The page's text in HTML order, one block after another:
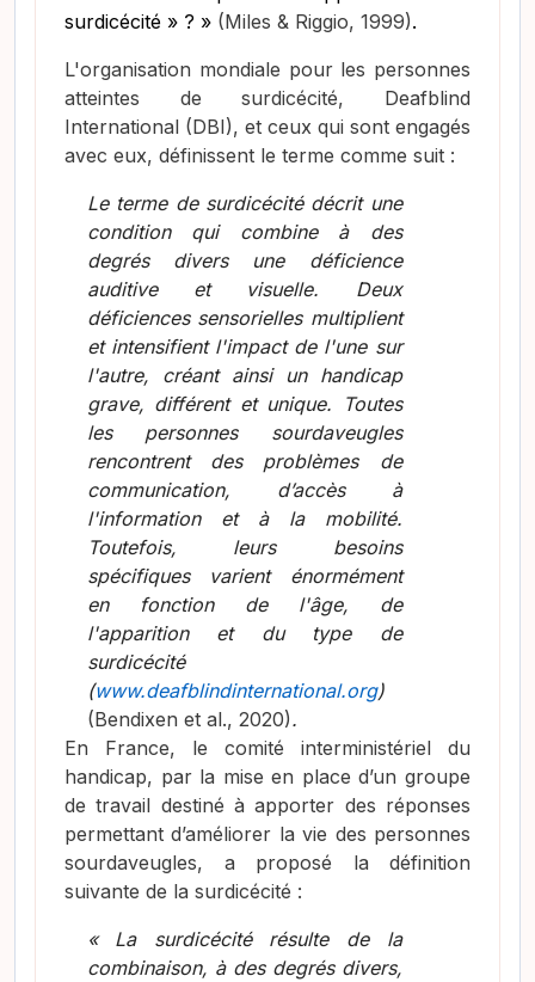
surdicécité » ? » (Miles & Riggio, 1999).
L'organisation mondiale pour les personnes
atteintes de surdicécité, Deafblind
International (DBI), et ceux qui sont engagés
avec eux, définissent le terme comme suit :
Le terme de surdicécité décrit une
condition qui combine à des
degrés divers une déficience
auditive et visuelle. Deux
déficiences sensorielles multiplient
et intensifient l'impact de l'une sur
l'autre, créant ainsi un handicap
grave, différent et unique. Toutes
les personnes sourdaveugles
rencontrent des problèmes de
communication, d’accès à
l'information et à la mobilité.
Toutefois, leurs besoins
spécifiques varient énormément
en fonction de l'âge, de
l'apparition et du type de
surdicécité
(www.deafblindinternational.org)
(Bendixen et al., 2020).
En France, le comité interministériel du
handicap, par la mise en place d’un groupe
de travail destiné à apporter des réponses
permettant d’améliorer la vie des personnes
sourdaveugles, a proposé la définition
suivante de la surdicécité :
« La surdicécité résulte de la
combinaison, à des degrés divers,